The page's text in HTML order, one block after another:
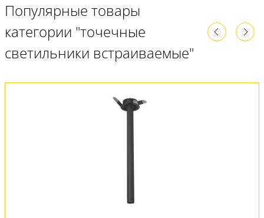
Популярные товары
категории "точечные
светильники встраиваемые"